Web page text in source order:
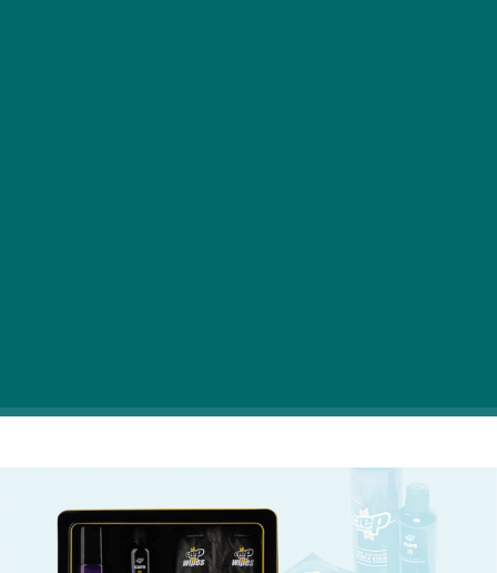
meglátszik egy-egy folt.